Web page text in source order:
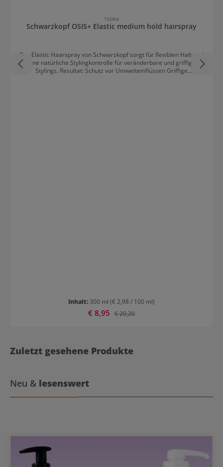
15084
Schwarzkopf OSIS+ Elastic medium hold hairspray
Der Elastic Haarspray von Schwarzkopf sorgt für flexiblen Halt und
eine natürliche Stylingkontrolle für veränderbare und griffige
Stylings. Resultat: Schutz vor Umwelteinflüssen Griffige
Inhalt: 300 ml (€ 2,98 / 100 ml)
Verkaufspreis:
€ 8,95 Regulärer Preis:
€ 20,20
Zuletzt gesehene Produkte
Neu & lesenswert